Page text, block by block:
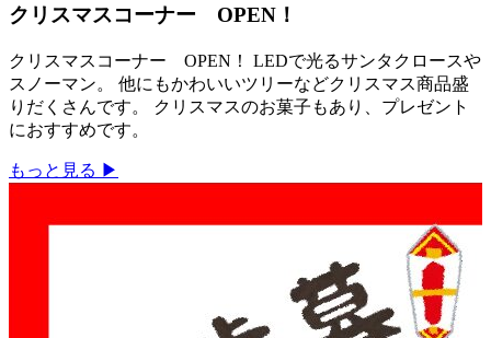
クリスマスコーナー OPEN！
クリスマスコーナー OPEN！ LEDで光るサンタクロースや
スノーマン。 他にもかわいいツリーなどクリスマス商品盛
りだくさんです。 クリスマスのお菓子もあり、プレゼント
におすすめです。
もっと見る ▶︎